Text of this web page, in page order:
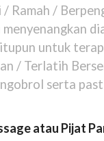
Ramah /
untuk
/ Terlatih
serta
atau Pijat